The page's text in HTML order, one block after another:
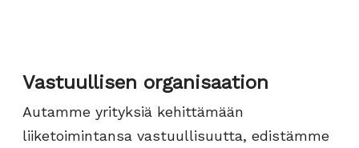
Vastuullisen organisaation
Autamme yrityksiä kehittämään
liiketoimintansa vastuullisuutta, edistämme